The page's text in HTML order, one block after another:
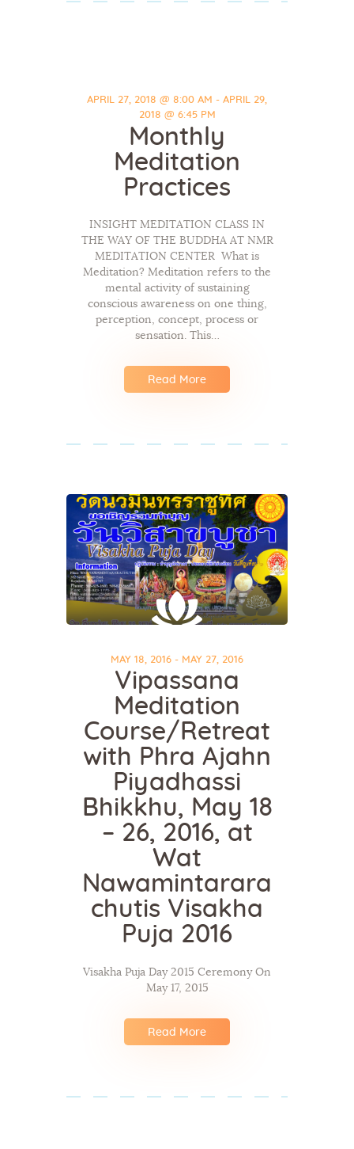
APRIL 27, 2018 @ 8:00 AM - APRIL 29,
2018 @ 6:45 PM
Monthly
Meditation
Practices
INSIGHT MEDITATION CLASS IN
THE WAY OF THE BUDDHA AT NMR
MEDITATION CENTER What is
Meditation? Meditation refers to the
mental activity of sustaining
conscious awareness on one thing,
perception, concept, process or
sensation. This…
Read More
MAY 18, 2016 - MAY 27, 2016
Vipassana
Meditation
Course/Retreat
with Phra Ajahn
Piyadhassi
Bhikkhu, May 18
– 26, 2016, at
Wat
Nawamintarara
chutis Visakha
Puja 2016
Visakha Puja Day 2015 Ceremony On
May 17, 2015
Read More